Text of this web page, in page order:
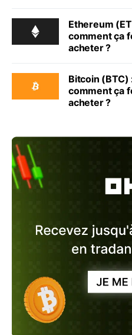
Ethereum
comment ça
acheter ?
Bitcoin (BTC)
comment ça
acheter ?